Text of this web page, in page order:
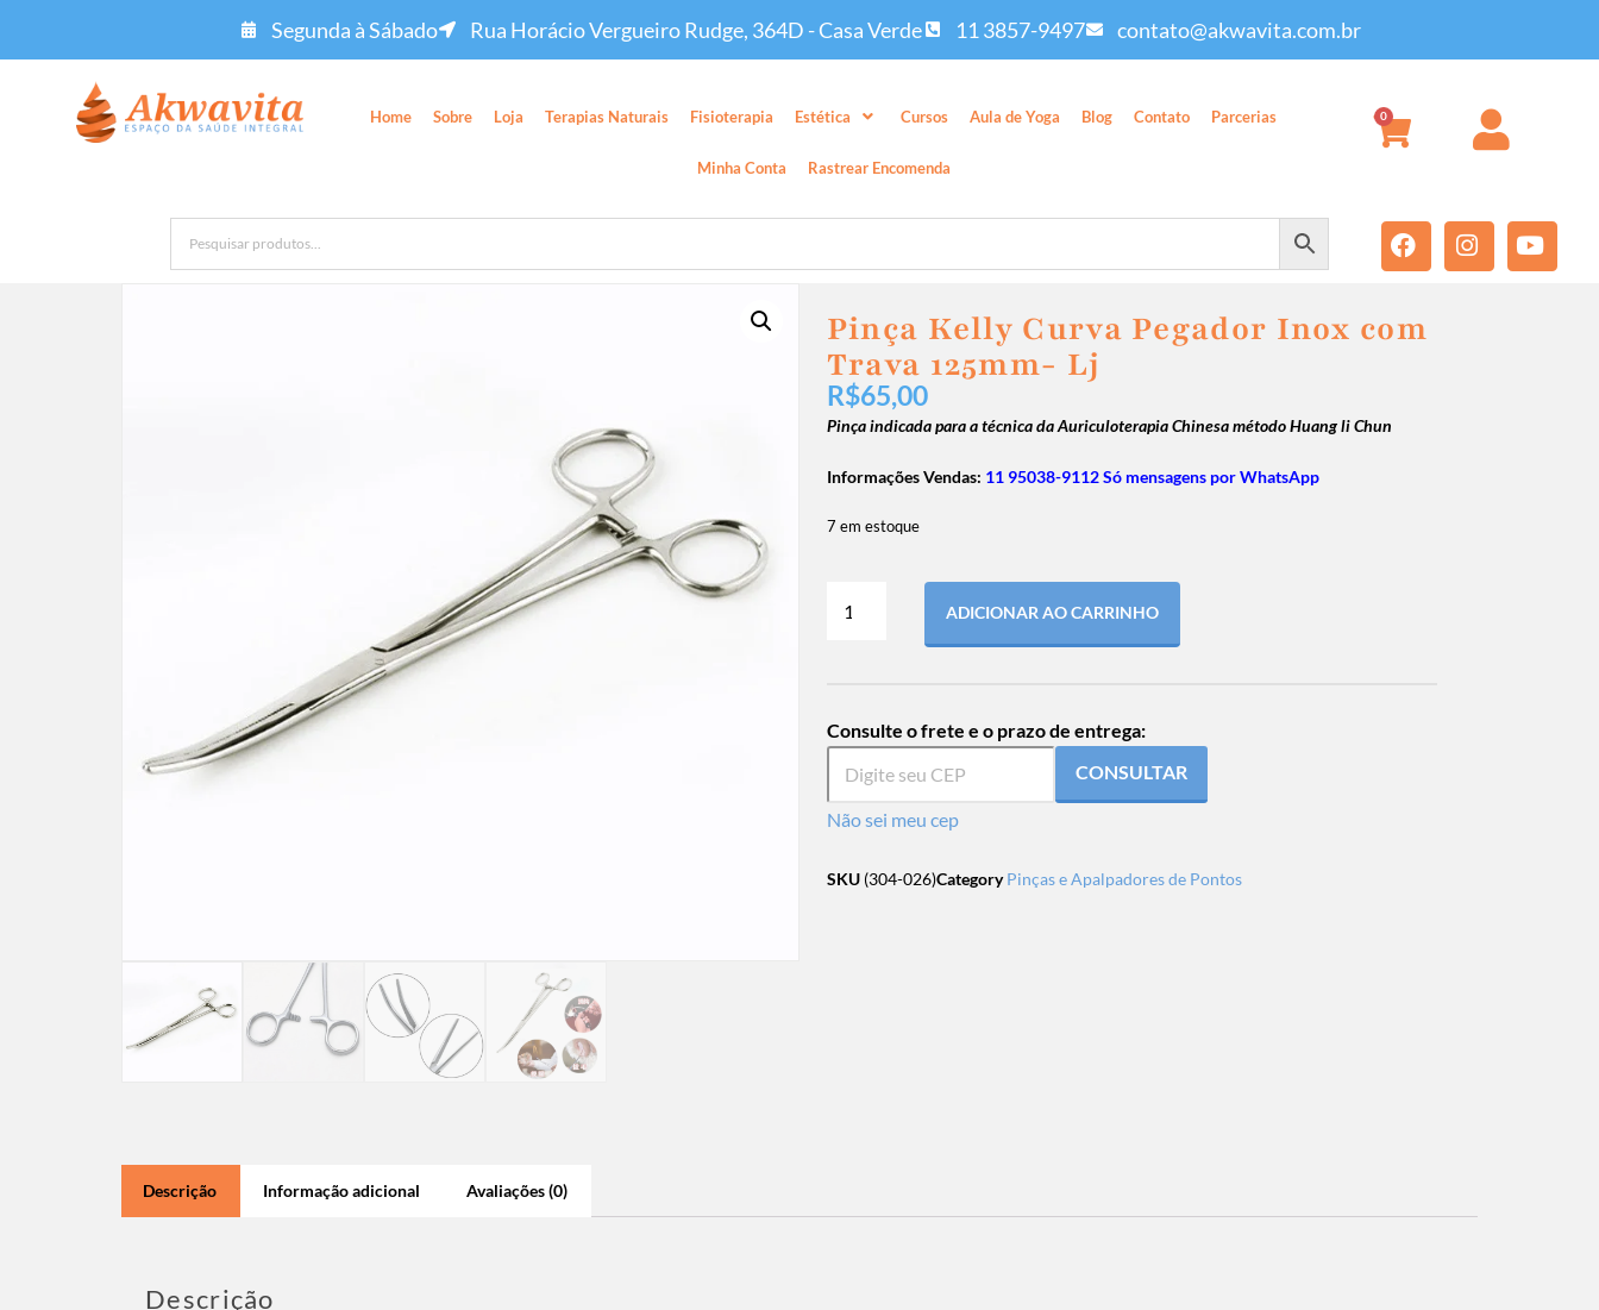
Segunda à Sábado Rua Horácio Vergueiro Rudge, 364D - Casa Verde 11 3857-9497 contato@akwavita.com.br
Home Sobre Loja Terapias Naturais Fisioterapia Estética Cursos Aula de Yoga Blog Contato Parcerias
Minha Conta Rastrear Encomenda
0
Pinça Kelly Curva Pegador Inox com
Trava 125mm- Lj
R$65,00
Pinça indicada para a técnica da Auriculoterapia Chinesa método Huang li Chun
Informações Vendas: 11 95038-9112 Só mensagens por WhatsApp
7 em estoque
ADICIONAR AO CARRINHO
Consulte o frete e o prazo de entrega:
CONSULTAR
Não sei meu cep
SKU (304-026)Category Pinças e Apalpadores de Pontos
Descrição Informação adicional Avaliações (0)
Descrição